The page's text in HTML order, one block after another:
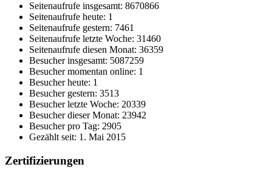
Seitenaufrufe insgesamt: 8670866
Seitenaufrufe heute: 1
Seitenaufrufe gestern: 7461
Seitenaufrufe letzte Woche: 31460
Seitenaufrufe diesen Monat: 36359
Besucher insgesamt: 5087259
Besucher momentan online: 1
Besucher heute: 1
Besucher gestern: 3513
Besucher letzte Woche: 20339
Besucher dieser Monat: 23942
Besucher pro Tag: 2905
Gezählt seit: 1. Mai 2015
Zertifizierungen